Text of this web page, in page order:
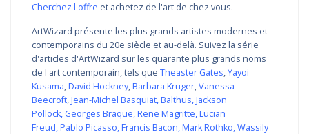
Cherchez l'offre et achetez de l'art de chez vous.
ArtWizard présente les plus grands artistes modernes et
contemporains du 20e siècle et au-delà. Suivez la série
d'articles d'ArtWizard sur les quarante plus grands noms
de l'art contemporain, tels que Theaster Gates,Yayoi
Kusama,David Hockney,Barbara Kruger,Vanessa
Beecroft,Jean-Michel Basquiat,Balthus,Jackson
Pollock, Georges Braque,Rene Magritte,Lucian
Freud,Pablo Picasso,Francis Bacon,Mark Rothko,Wassily